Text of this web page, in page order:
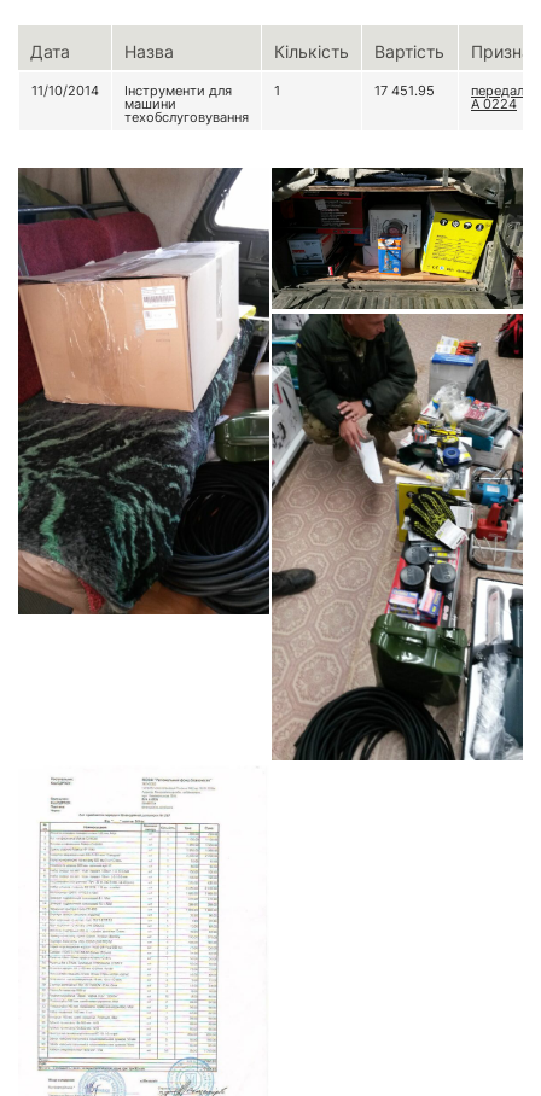
Дата Назва Кількість Вартість
11/10/2014 Інструменти для
машини
техобслуговування
1 17 451.95 передали
А 0224